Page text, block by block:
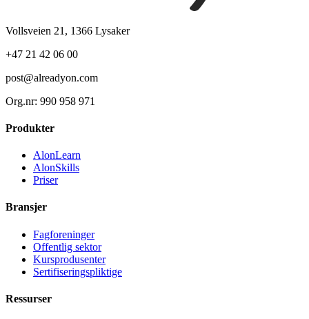
Vollsveien 21, 1366 Lysaker
+47 21 42 06 00
post@alreadyon.com
Org.nr: 990 958 971
Produkter
AlonLearn
AlonSkills
Priser
Bransjer
Fagforeninger
Offentlig sektor
Kursprodusenter
Sertifiseringspliktige
Ressurser